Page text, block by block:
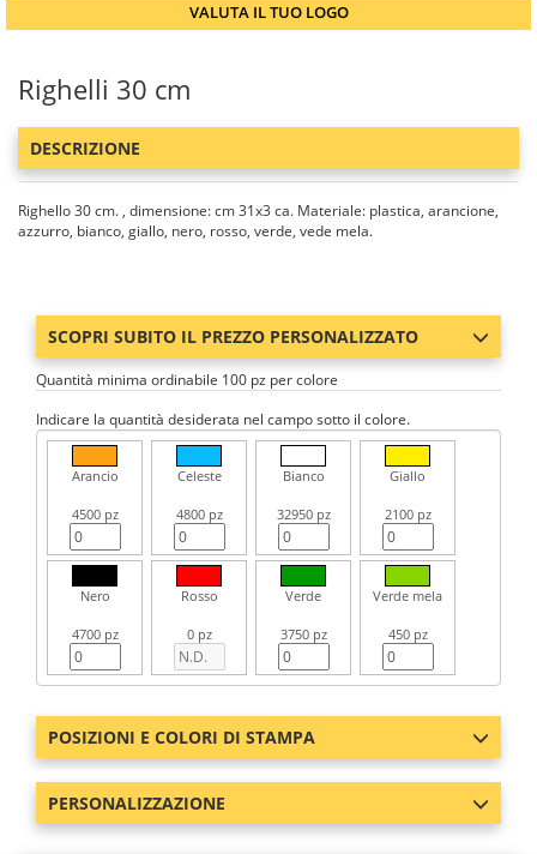
VALUTA IL TUO LOGO
Righelli 30 cm
DESCRIZIONE
Righello 30 cm. , dimensione: cm 31x3 ca. Materiale: plastica, arancione,
azzurro, bianco, giallo, nero, rosso, verde, vede mela.
SCOPRI SUBITO IL PREZZO PERSONALIZZATO
Quantità minima ordinabile 100 pz per colore
Indicare la quantità desiderata nel campo sotto il colore.
Arancio
4500 pz
Celeste
4800 pz
Bianco
32950 pz
Giallo
2100 pz
Nero
4700 pz
Rosso
0 pz
Verde
3750 pz
Verde mela
450 pz
POSIZIONI E COLORI DI STAMPA
PERSONALIZZAZIONE